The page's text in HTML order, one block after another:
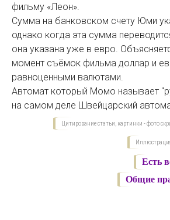
фильму «Леон».
Сумма на банковском счету Юми
однако когда эта сумма
она указана уже в евро.
момент съёмок фильма доллар и
равноценными валютами.
Автомат который Момо называет
на самом деле Швейцарский
Цитирование статьи, картинки - фото
Есть
Общие